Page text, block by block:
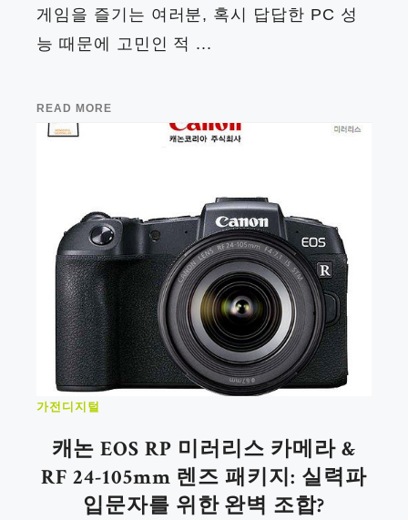
게임을 즐기는 여러분, 혹시 답답한 PC 성
능 때문에 고민인 적 ...
READ MORE
가전디지털
캐논 EOS RP 미러리스 카메라 &
RF 24-105mm 렌즈 패키지: 실력파
입문자를 위한 완벽 조합?